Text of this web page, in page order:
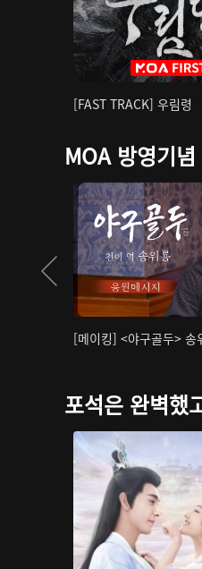
[FAST TRACK] 우림령
MOA 방영기
[메이킹] <야구골두> 송
포석은 완벽했